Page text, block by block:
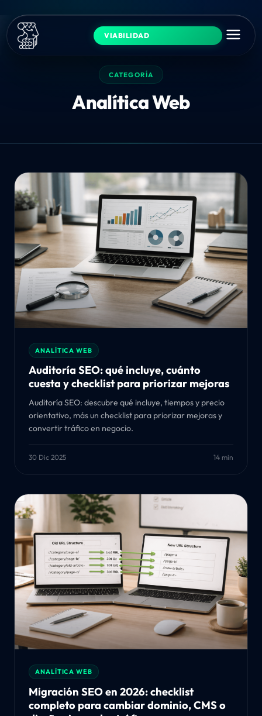
VIABILIDAD
CATEGORÍA
Analítica Web
ANALÍTICA WEB
Auditoría SEO: qué incluye, cuánto
cuesta y checklist para priorizar mejoras
Auditoría SEO: descubre qué incluye, tiempos y precio
orientativo, más un checklist para priorizar mejoras y
convertir tráfico en negocio.
30 Dic 2025 14 min
ANALÍTICA WEB
Migración SEO en 2026: checklist
completo para cambiar dominio, CMS o